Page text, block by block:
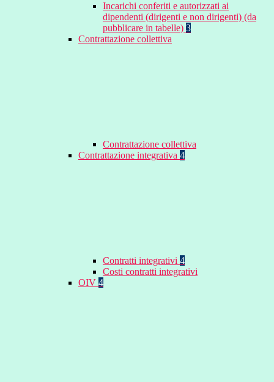
Incarichi conferiti e autorizzati ai
dipendenti (dirigenti e non dirigenti) (da
pubblicare in tabelle) 3
Contrattazione collettiva
Contrattazione collettiva
Contrattazione integrativa 4
Contratti integrativi 4
Costi contratti integrativi
OIV 4